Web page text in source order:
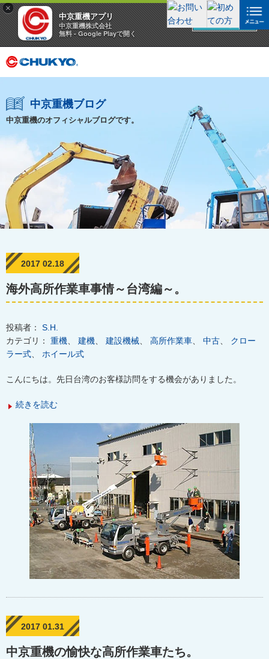
×
中京重機アプリ
中京重機株式会社
無料 - Google Playで開く
アプリを見る
中京重機ブログ
中京重機のオフィシャルブログです。
2017 02.18
海外高所作業車事情～台湾編～。
投稿者： S.H.
カテゴリ： 重機 建機 建設機械 高所作業車 中古
クロー
ラー式
ホイール式
こんにちは。先日台湾のお客様訪問をする機会がありました。
続きを読む
2017 01.31
中京重機の愉快な高所作業車たち。